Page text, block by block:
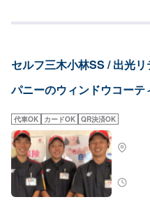
1,650円L〜XLサイズ：1,970円全面
セルフ三木小林SS / 出光
パニーのウィンドウコーテ
代車OK カードOK QR決済OK